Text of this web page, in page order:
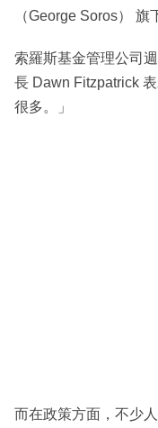
（George Soros） 旗
索羅斯基金管理公司
長 Dawn Fitzpatrick
很多。」
而在政策方面，不少